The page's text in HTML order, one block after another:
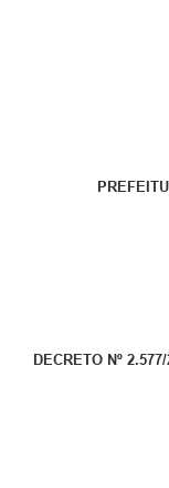
DECRETO Nº